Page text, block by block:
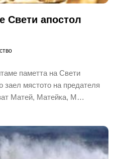
Свети апостол
паметта на Свети
мястото на предателя
Матей, Матейка, М…